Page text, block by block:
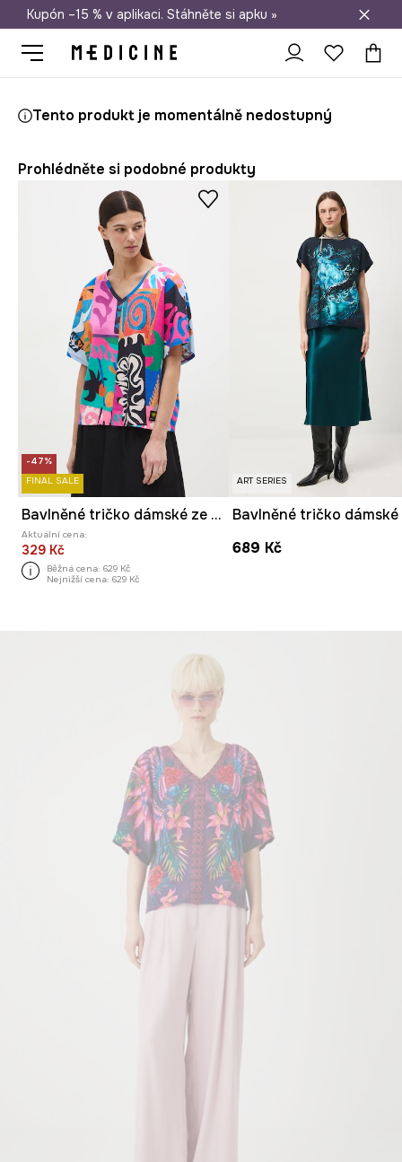
Doprava zdarma při nákupu nad 1 200 Kč
Kupón –15 % v aplikaci. Stáhněte si apku »
Tento produkt je momentálně nedostupný
Prohlédněte si podobné produkty
-47%
FINAL SALE
Bavlněné tričko dámské ze speciální kolekce Eviva L'arte
Aktuální cena:
329 Kč
Běžná cena: 629 Kč
Nejnižší cena: 629 Kč
ART SERIES
689 Kč